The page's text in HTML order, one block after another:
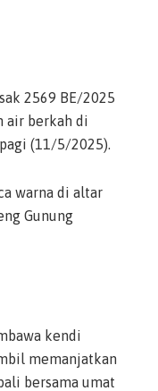
2569 BE/2025
air berkah di
(11/5/2025).
warna di altar
Gunung
kendi
memanjatkan
bersama umat